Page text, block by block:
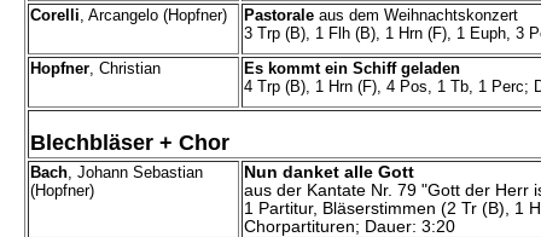
Corelli, Arcangelo (Hopfner) Pastorale aus dem Weihnachtskonzert
3 Trp (B), 1 Flh (B), 1 Hrn (F), 1 Euph, 3
Hopfner, Christian
Es kommt ein Schiff geladen
4 Trp (B), 1 Hrn (F), 4 Pos, 1 Tb, 1 Perc;
Blechbläser + Chor
Bach, Johann Sebastian
(Hopfner)
Nun danket alle Gott
aus der Kantate Nr. 79 "Gott der Herr
1 Partitur, Bläserstimmen (2 Tr (B), 1
Chorpartituren; Dauer: 3:20